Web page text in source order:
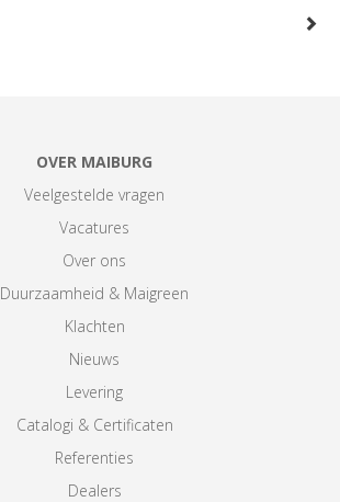
OVER MAIBURG
Veelgestelde vragen
Vacatures
Over ons
Duurzaamheid & Maigreen
Klachten
Nieuws
Levering
Catalogi & Certificaten
Referenties
Dealers